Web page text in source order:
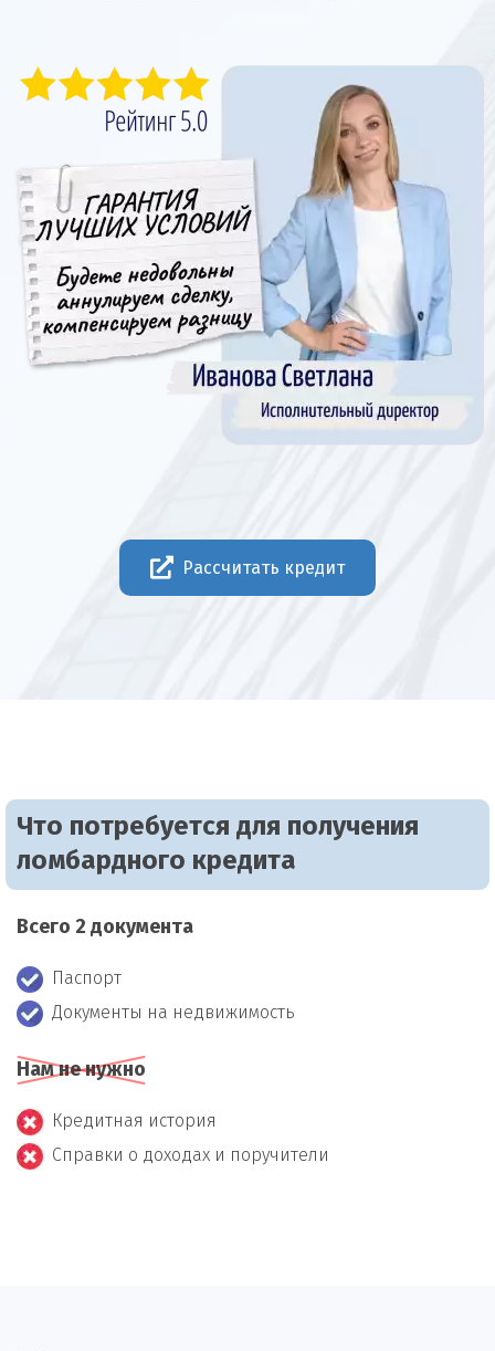
Рассчитать кредит
Что потребуется для получения
ломбардного кредита
Всего 2 документа
Паспорт
Документы на недвижимость
Нам не нужно
Кредитная история
Справки о доходах и поручители